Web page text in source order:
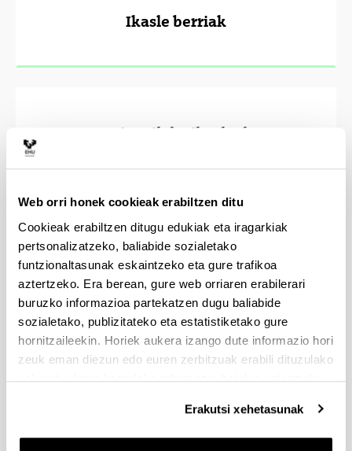
Web orri honek cookieak erabiltzen ditu
Cookieak erabiltzen ditugu edukiak eta iragarkiak
pertsonalizatzeko, baliabide sozialetako
funtzionaltasunak eskaintzeko eta gure trafikoa
aztertzeko. Era berean, gure web orriaren erabilerari
buruzko informazioa partekatzen dugu baliabide
sozialetako, publizitateko eta estatistiketako gure
hornitzaileekin. Horiek aukera izango dute informazio hori
zeuk eman diezun edo euren zerbitzuak erabili dituzulako
eskuratu duten bestelako informazio batekin uztartzeko.
Erakutsi xehetasunak
Ikasle berriak
Goi mailako ikasleak
Prezioak
Eskola-egutegia